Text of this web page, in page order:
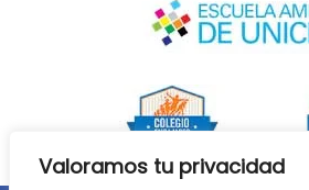
Valoramos tu privacidad